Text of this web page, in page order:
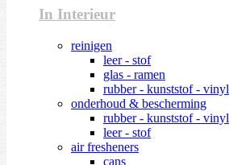
In Interieur
reinigen
leer - stof
glas - ramen
rubber - kunststof - vinyl
onderhoud & bescherming
rubber - kunststof - vinyl
leer - stof
air fresheners
cans